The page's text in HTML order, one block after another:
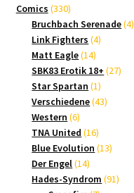
Comics 330330
Produkte
Bruchbach Serenade 44
Link Fighters 44
Matt Eagle 1414
Produkte
SBK83 Erotik 18+ 2727
Star Spartan 11
Produkt
Verschiedene 4343
Western 66
Produkte
TNA United 1616
Produkte
Blue Evolution 1313
Der Engel 1414
Produkte
Hades-Syndrom 9191